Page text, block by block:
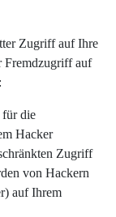
Zugriff auf Ihre
Fremdzugriff auf
für die
Hacker
Zugriff
von Hackern
auf Ihrem